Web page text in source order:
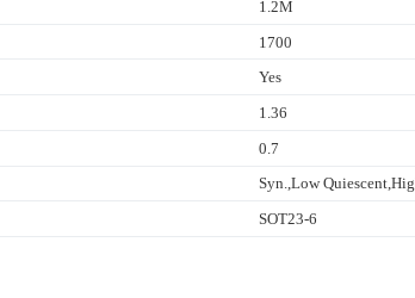
1.2M
1700
Yes
1.36
0.7
Syn.,Low
SOT23-6